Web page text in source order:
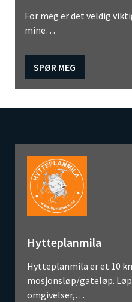
For meg er det veldig
mine…
SPØR MEG
Hytteplanmila
Hytteplanmila er et 10
mosjonsløp/gateløp.
omgivelser,…